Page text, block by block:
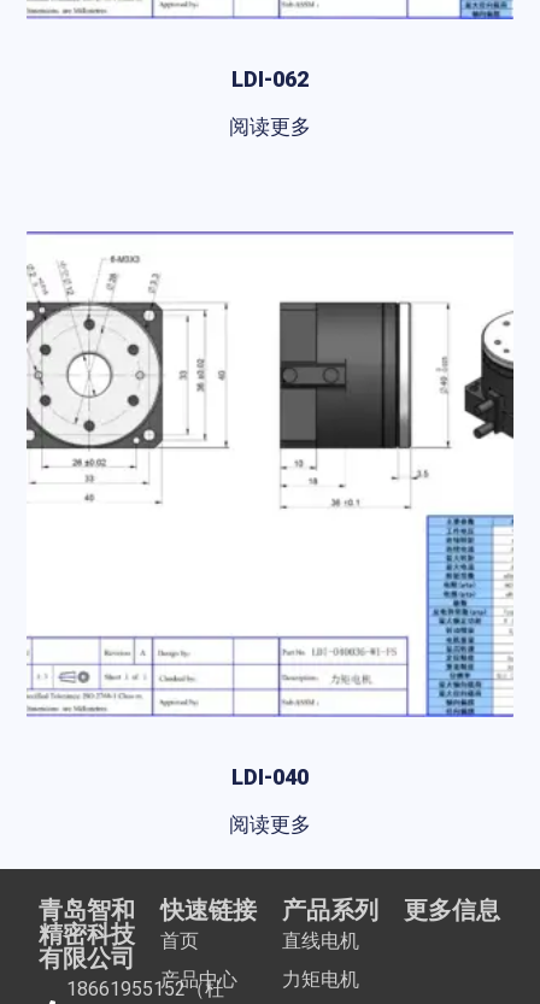
LDI-062
阅读更多
LDI-040
阅读更多
青岛智和
精密科技
有限公司
18661955152（杜
快速链接
首页
产品中心
产品系列
直线电机
力矩电机
更多信息